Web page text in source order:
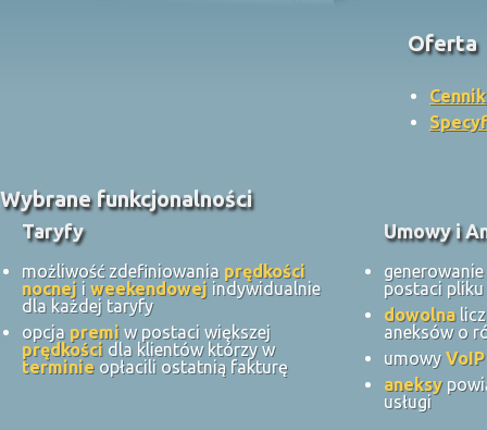
Oferta
Cennik
Wybrane funkcjonalności
Taryfy
możliwość zdefiniowania prędkości
nocnej i weekendowej indywidualnie
dla każdej taryfy
opcja premi w postaci większej
prędkości dla klientów którzy w
terminie opłacili ostatnią fakturę
Umowy i
generowanie
postaci pliku
dowolna
aneksów o
umowyVoIP
aneksy
usługi